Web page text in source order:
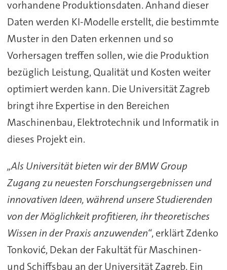
vorhandene Produktionsdaten. Anhand dieser
Daten werden KI-Modelle erstellt, die bestimmte
Muster in den Daten erkennen und so
Vorhersagen treffen sollen, wie die Produktion
bezüglich Leistung, Qualität und Kosten weiter
optimiert werden kann. Die Universität Zagreb
bringt ihre Expertise in den Bereichen
Maschinenbau, Elektrotechnik und Informatik in
dieses Projekt ein.
„Als Universität bieten wir der BMW Group
Zugang zu neuesten Forschungsergebnissen und
innovativen Ideen, während unsere Studierenden
von der Möglichkeit profitieren, ihr theoretisches
Wissen in der Praxis anzuwenden“, erklärt Zdenko
Tonković, Dekan der Fakultät für Maschinen-
und Schiffsbau an der Universität Zagreb. Ein